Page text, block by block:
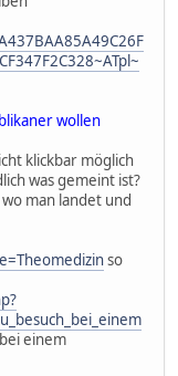
wollen
klickbar möglich
was gemeint ist?
man landet und
so
einem